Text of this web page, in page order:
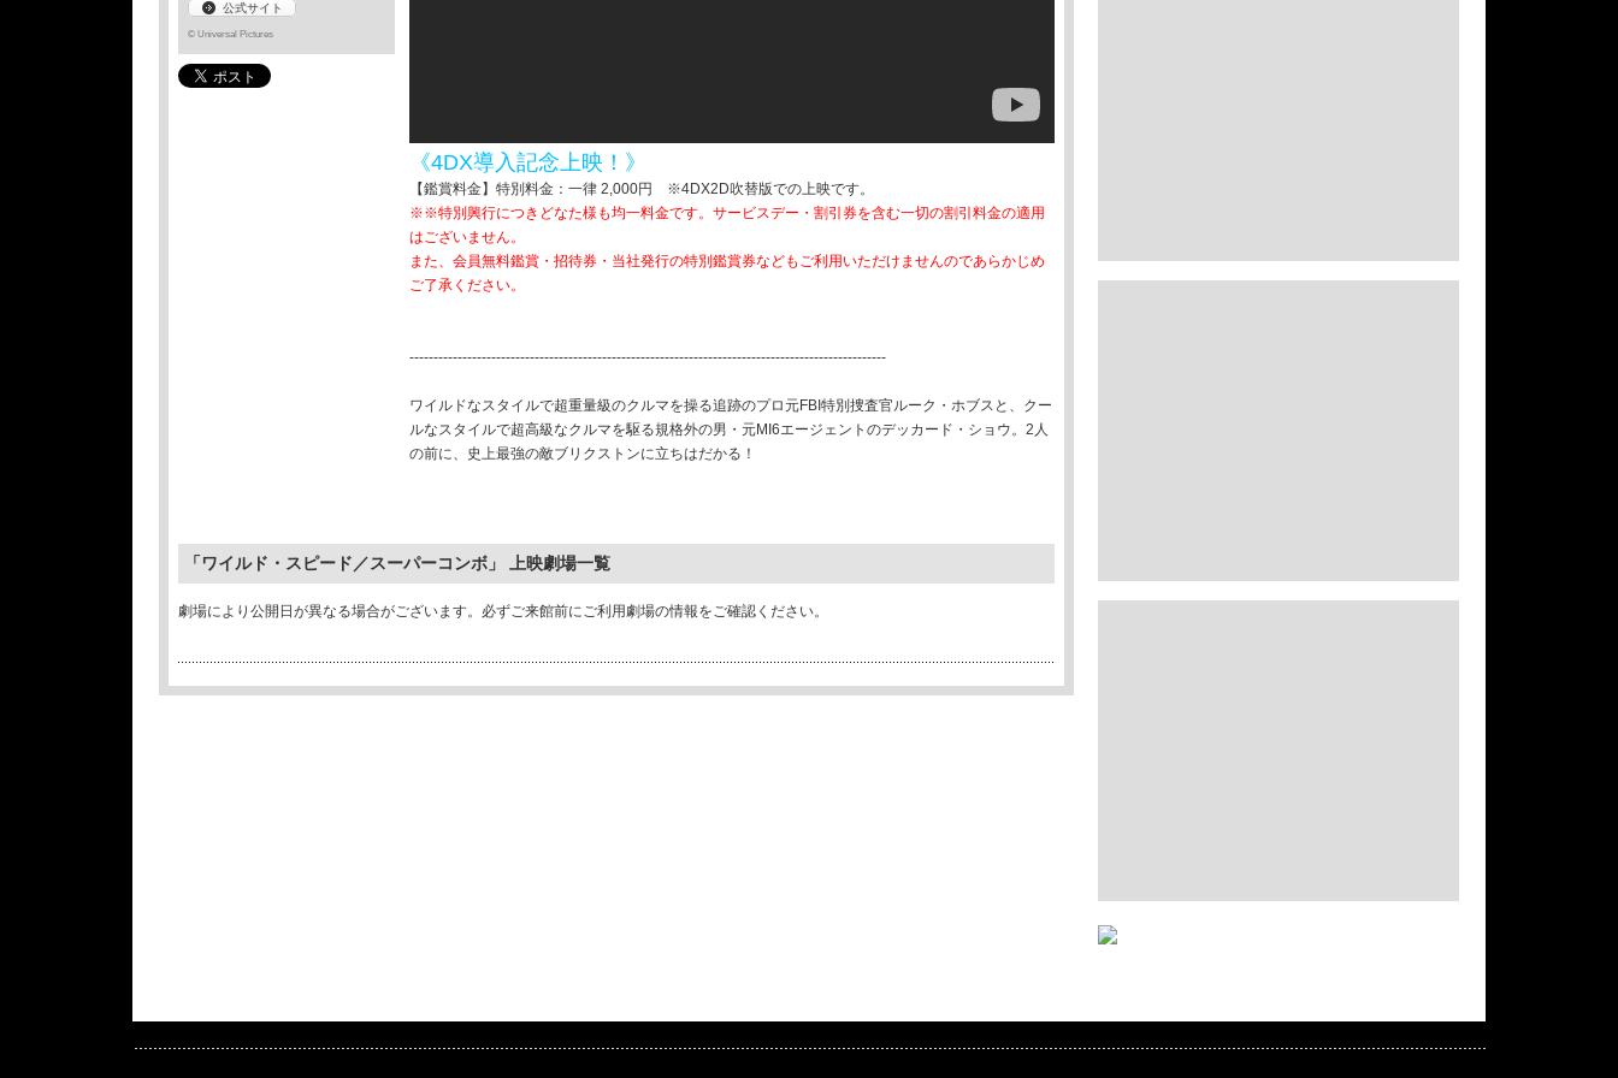
公式サイト
© Universal Pictures
《4DX導入記念上映！》
【鑑賞料金】特別料金：一律 2,000円 ※4DX2D吹替版での上映です。
※※特別興行につきどなた様も均一料金です。サービスデー・割引券を含む一切の割引料金の適用
はございません。
また、会員無料鑑賞・招待券・当社発行の特別鑑賞券などもご利用いただけませんのであらかじめ
ご了承ください。
---------------------------------------------------------------------------------------------------
ワイルドなスタイルで超重量級のクルマを操る追跡のプロ元FBI特別捜査官ルーク・ホブスと、クー
ルなスタイルで超高級なクルマを駆る規格外の男・元MI6エージェントのデッカード・ショウ。2人
の前に、史上最強の敵ブリクストンに立ちはだかる！
「ワイルド・スピード／スーパーコンボ」 上映劇場一覧
劇場により公開日が異なる場合がございます。必ずご来館前にご利用劇場の情報をご確認ください。